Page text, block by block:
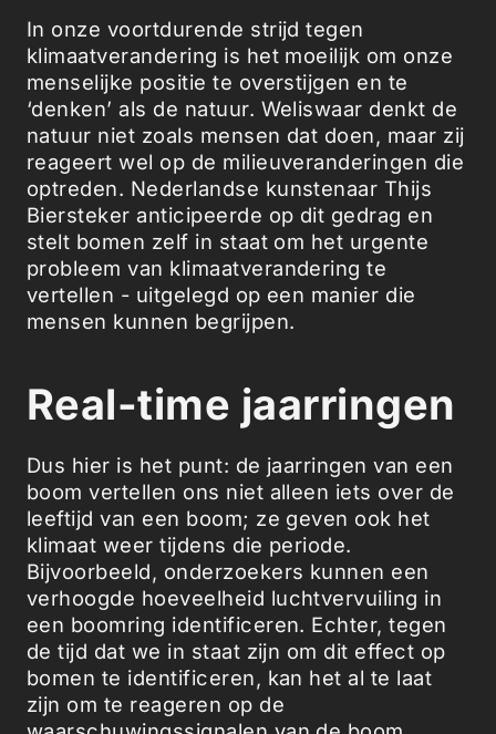
In onze voortdurende strijd tegen
klimaatverandering is het moeilijk om onze
menselijke positie te overstijgen en te
‘denken’ als de natuur. Weliswaar denkt de
natuur niet zoals mensen dat doen, maar zij
reageert wel op de milieuveranderingen die
optreden. Nederlandse kunstenaar Thijs
Biersteker anticipeerde op dit gedrag en
stelt bomen zelf in staat om het urgente
probleem van klimaatverandering te
vertellen - uitgelegd op een manier die
mensen kunnen begrijpen.
Real-time jaarringen
Dus hier is het punt: de jaarringen van een
boom vertellen ons niet alleen iets over de
leeftijd van een boom; ze geven ook het
klimaat weer tijdens die periode.
Bijvoorbeeld, onderzoekers kunnen een
verhoogde hoeveelheid luchtvervuiling in
een boomring identificeren. Echter, tegen
de tijd dat we in staat zijn om dit effect op
bomen te identificeren, kan het al te laat
zijn om te reageren op de